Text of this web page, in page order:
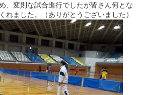
、変則な試合進行でしたが皆さん何とな
れました。（ありがとうございました）